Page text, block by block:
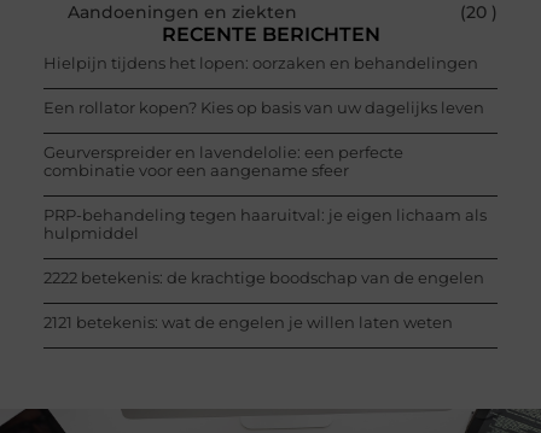
Aandoeningen en ziekten
(20 )
RECENTE BERICHTEN
Hielpijn tijdens het lopen: oorzaken en behandelingen
Een rollator kopen? Kies op basis van uw dagelijks leven
Geurverspreider en lavendelolie: een perfecte
combinatie voor een aangename sfeer
PRP-behandeling tegen haaruitval: je eigen lichaam als
hulpmiddel
2222 betekenis: de krachtige boodschap van de engelen
2121 betekenis: wat de engelen je willen laten weten